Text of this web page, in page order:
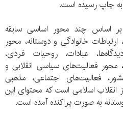
اساس چند محور اساسی سابقه
خانوادگی و دوستانه، محور
عبادات، روحیات فردی،
محور فعالیت‌های سیاسی انقلابی و
فعالیت‌های اجتماعی، مذهبی
انقلاب اسلامی است که محتوای این
به صورت پراکنده آمده است.